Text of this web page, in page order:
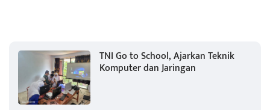
TNI Go to School, Ajarkan Teknik
Komputer dan Jaringan